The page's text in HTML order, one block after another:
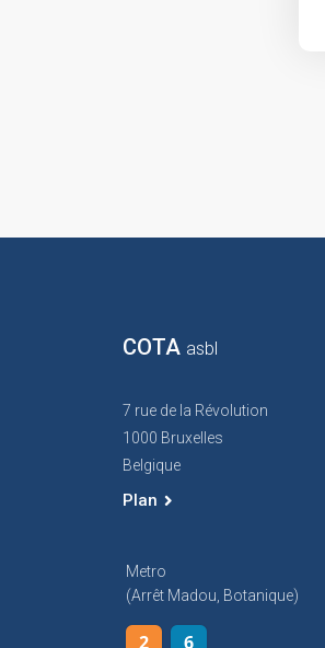
COTA asbl
7 rue de la Révolution
1000 Bruxelles
Belgique
Plan
Metro
(arrêt Madou, Botanique)
2 6